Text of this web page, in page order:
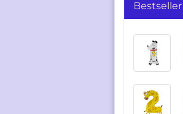
Herz
Runde
Stern
Bestseller